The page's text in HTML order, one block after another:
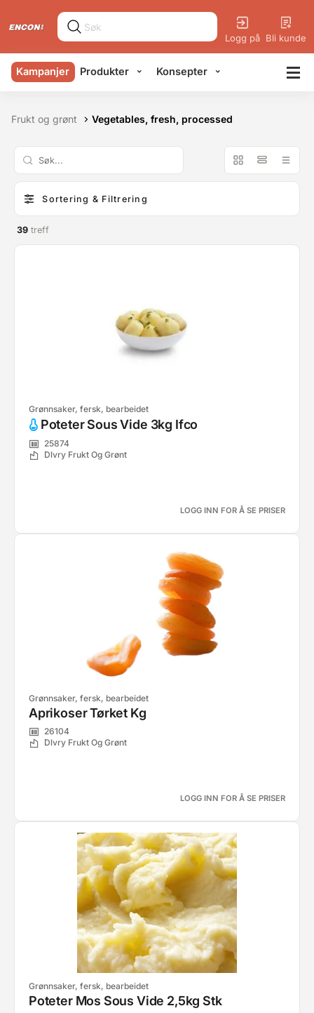
Logg på Bli kunde
Kampanjer Produkter Konsepter
Frukt og grønt Vegetables, fresh, processed
Sortering & Filtrering
39 treff
Grønnsaker, fersk, bearbeidet
Poteter Sous Vide 3kg Ifco
25874
Dlvry Frukt Og Grønt
LOGG INN FOR Å SE PRISER
Grønnsaker, fersk, bearbeidet
Aprikoser Tørket Kg
26104
Dlvry Frukt Og Grønt
LOGG INN FOR Å SE PRISER
Grønnsaker, fersk, bearbeidet
Poteter Mos Sous Vide 2,5kg Stk